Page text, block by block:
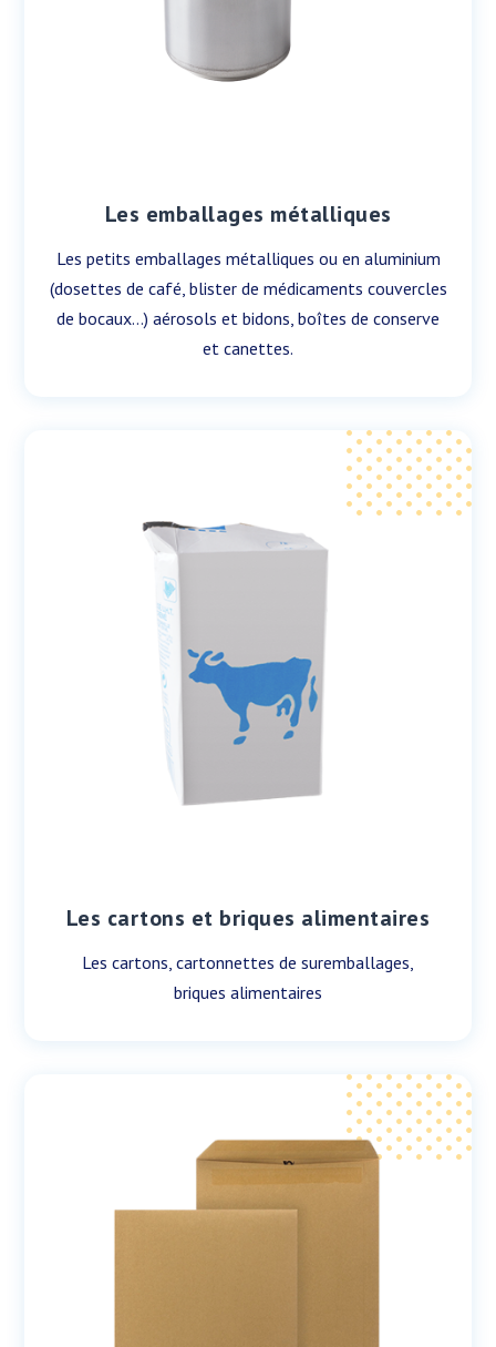
Les emballages métalliques
Les petits emballages métalliques ou en aluminium
(dosettes de café, blister de médicaments couvercles
de bocaux…) aérosols et bidons, boîtes de conserve
et canettes.
Les cartons et briques alimentaires
Les cartons, cartonnettes de suremballages,
briques alimentaires